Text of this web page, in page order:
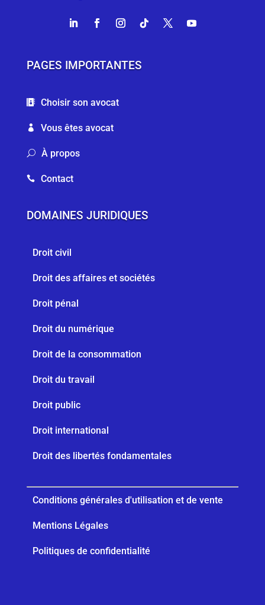
PAGES IMPORTANTES
 Choisir son avocat
 Vous êtes avocat
U À propos
 Contact
DOMAINES JURIDIQUES
Droit civil
Droit des affaires et sociétés
Droit pénal
Droit du numérique
Droit de la consommation
Droit du travail
Droit public
Droit international
Droit des libertés fondamentales
Conditions générales d'utilisation et de vente
Mentions Légales
Politiques de confidentialité